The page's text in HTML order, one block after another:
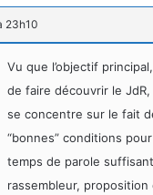
23h10
Vu que l’objectif
de faire découvrir le JdR,
se concentre sur le fait
“bonnes” conditions
temps de parole
rassembleur, proposition